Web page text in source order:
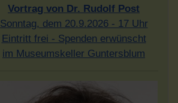
Vortrag von Dr. Rudolf Post
Sonntag, dem 20.9.2026 - 17 Uhr
Eintritt frei - Spenden erwünscht
im Museumskeller Guntersblum